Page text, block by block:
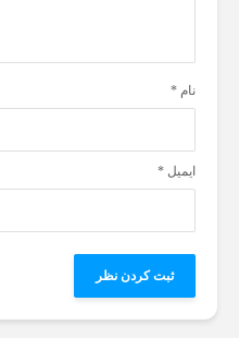
نام *
ایمیل *